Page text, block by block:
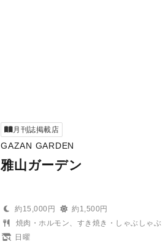
月刊誌掲載店
GAZAN GARDEN
雅山ガーデン
約15,000円
約1,500円
焼肉・ホルモン、すき焼き・しゃぶしゃぶ
日曜